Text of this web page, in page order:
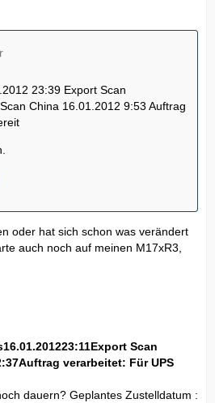
23:39 Export Scan
China 16.01.2012 9:53 Auftrag
oder hat sich schon was verändert
auch noch auf meinen M17xR3,
16.01.201223:11Export Scan
Auftrag verarbeitet: Für UPS
dauern? Geplantes Zustelldatum :